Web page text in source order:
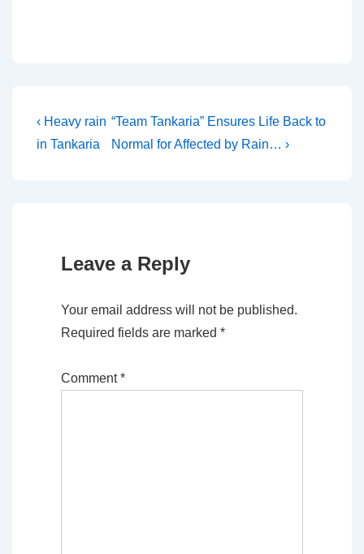
Post
navigation
Previous
Post
‹ Heavy rain
in Tankaria
Next
Post
“Team Tankaria” Ensures Life Back to
Normal for Affected by Rain… ›
Leave a Reply
Your email address will not be published.
Required fields are marked *
Comment*